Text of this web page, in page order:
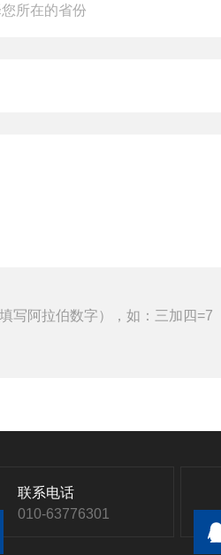
写阿拉伯数字），如：三加四=7
联系电话
010-63776301